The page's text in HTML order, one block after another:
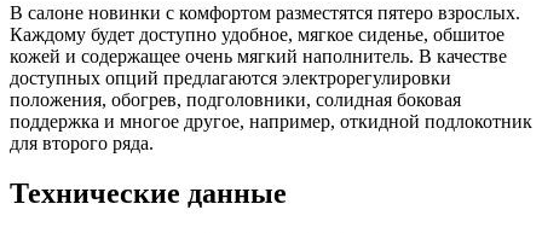
В салоне новинки с комфортом разместятся пятеро взрослых.
Каждому будет доступно удобное, мягкое сиденье, обшитое
кожей и содержащее очень мягкий наполнитель. В качестве
доступных опций предлагаются электрорегулировки
положения, обогрев, подголовники, солидная боковая
поддержка и многое другое, например, откидной подлокотник
для второго ряда.
Технические данные